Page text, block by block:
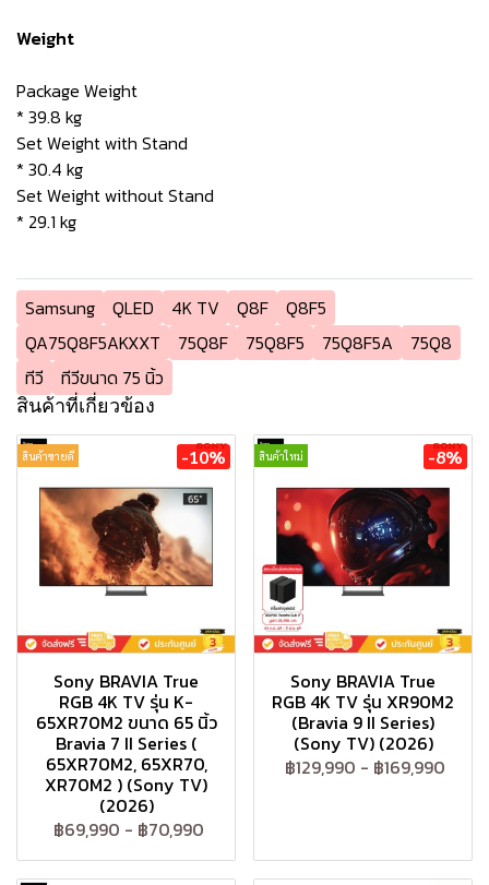
Weight
Package Weight
* 39.8 kg
Set Weight with Stand
* 30.4 kg
Set Weight without Stand
* 29.1 kg
Samsung QLED 4K TV Q8F
Q8F5
QA75Q8F5AKXXT
75Q8F 75Q8F5 75Q8F5A
75Q8
ทีวี
ทีวีขนาด 75 นิ้ว
สินค้าที่เกี่ยวข้อง
สินค้าขายดี -10%
Sony BRAVIA True
RGB 4K TV รุ่น K-
65XR70M2 ขนาด 65 นิ้ว
Bravia 7 II Series (
65XR70M2, 65XR70,
XR70M2 ) (Sony TV)
(2026)
฿69,990 - ฿70,990
สินค้าใหม่ -8%
Sony BRAVIA True
RGB 4K TV รุ่น XR90M2
(Bravia 9 II Series)
(Sony TV) (2026)
฿129,990 - ฿169,990